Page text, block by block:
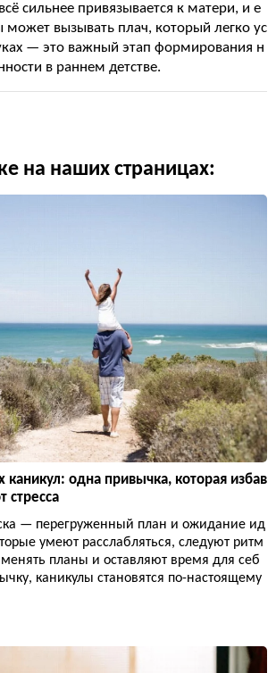
сильнее привязывается к матери, и е
может вызывать плач, который легко ус
— это важный этап формирования н
в раннем детстве.
на наших страницах:
каникул: одна привычка, которая избав
стресса
— перегруженный план и ожидание ид
умеют расслабляться, следуют ритм
планы и оставляют время для себ
каникулы становятся по-настоящему